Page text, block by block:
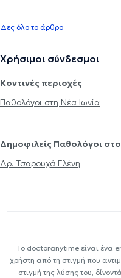
Δες όλο το άρθρο
Χρήσιμοι σύνδεσμοι
Κοντινές περιοχές
Παθολόγοι στη Νέα Ιωνία
Δημοφιλείς Παθολόγοι
Δρ. Τσαρουχά Ελένη
Το doctoranytime είναι ένα
χρήστη από τη στιγμή που
στιγμή της λύσης του,